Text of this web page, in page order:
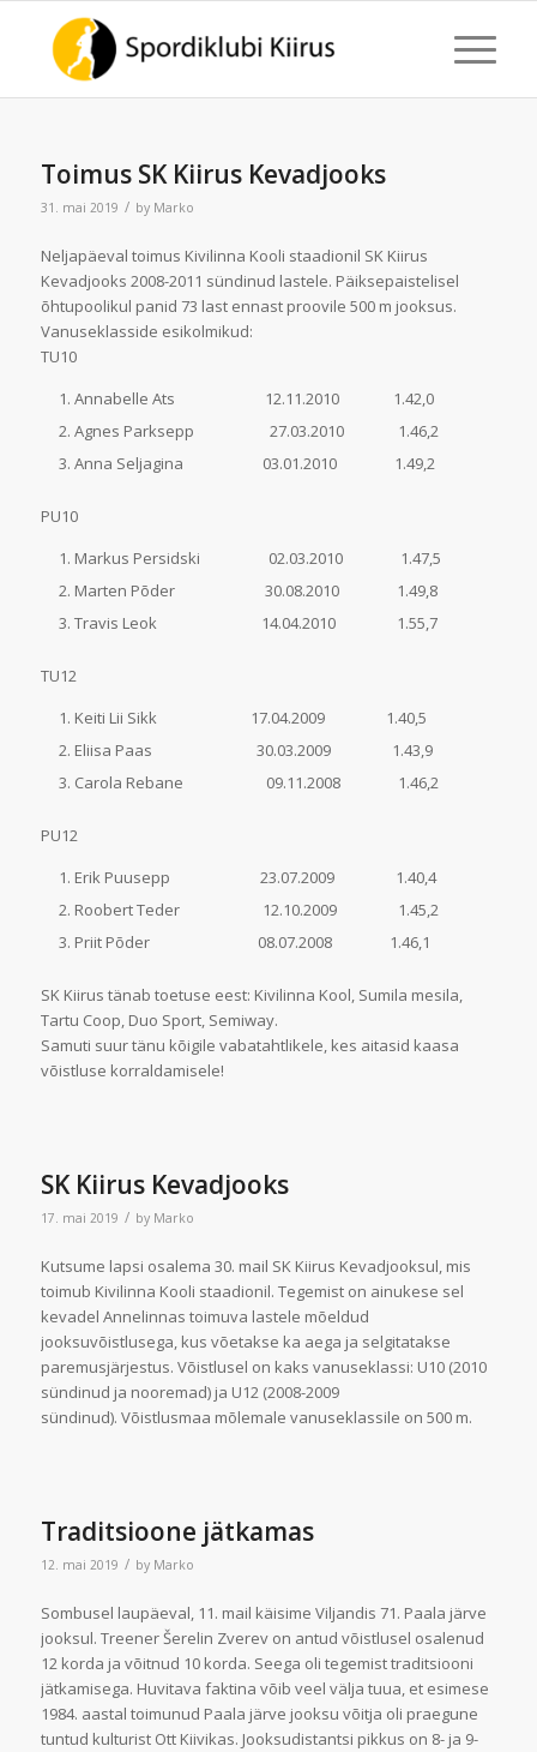
Toimus SK Kiirus Kevadjooks
31. mai 2019 / by Marko
Neljapäeval toimus Kivilinna Kooli staadionil SK Kiirus
Kevadjooks 2008-2011 sündinud lastele. Päiksepaistelisel
õhtupoolikul panid 73 last ennast proovile 500 m jooksus.
Vanuseklasside esikolmikud:
TU10
Annabelle Ats 12.11.2010 1.42,0
Agnes Parksepp 27.03.2010 1.46,2
Anna Seljagina 03.01.2010 1.49,2
PU10
Markus Persidski 02.03.2010 1.47,5
Marten Põder 30.08.2010 1.49,8
Travis Leok 14.04.2010 1.55,7
TU12
Keiti Lii Sikk 17.04.2009 1.40,5
Eliisa Paas 30.03.2009 1.43,9
Carola Rebane 09.11.2008 1.46,2
PU12
Erik Puusepp 23.07.2009 1.40,4
Roobert Teder 12.10.2009 1.45,2
Priit Põder 08.07.2008 1.46,1
SK Kiirus tänab toetuse eest: Kivilinna Kool, Sumila mesila,
Tartu Coop, Duo Sport, Semiway.
Samuti suur tänu kõigile vabatahtlikele, kes aitasid kaasa
võistluse korraldamisele!
SK Kiirus Kevadjooks
17. mai 2019 / by Marko
Kutsume lapsi osalema 30. mail SK Kiirus Kevadjooksul, mis
toimub Kivilinna Kooli staadionil. Tegemist on ainukese sel
kevadel Annelinnas toimuva lastele mõeldud
jooksuvõistlusega, kus võetakse ka aega ja selgitatakse
paremusjärjestus. Võistlusel on kaks vanuseklassi: U10 (2010
sündinud ja nooremad) ja U12 (2008-2009
sündinud). Võistlusmaa mõlemale vanuseklassile on 500 m.
Traditsioone jätkamas
12. mai 2019 / by Marko
Sombusel laupäeval, 11. mail käisime Viljandis 71. Paala järve
jooksul. Treener Šerelin Zverev on antud võistlusel osalenud
12 korda ja võitnud 10 korda. Seega oli tegemist traditsiooni
jätkamisega. Huvitava faktina võib veel välja tuua, et esimese
1984. aastal toimunud Paala järve jooksu võitja oli praegune
tuntud kulturist Ott Kiivikas. Jooksudistantsi pikkus on 8- ja 9-